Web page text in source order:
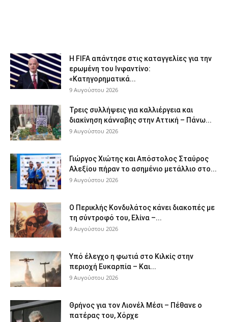
Η FIFA απάντησε στις καταγγελίες για την
ερωμένη του Ινφαντίνο:
«Κατηγορηματικά...
9 Αυγούστου 2026
Τρεις συλλήψεις για καλλιέργεια και
διακίνηση κάνναβης στην Αττική – Πάνω...
9 Αυγούστου 2026
Γιώργος Χιώτης και Απόστολος Σταύρος
Αλεξίου πήραν το ασημένιο μετάλλιο στο...
9 Αυγούστου 2026
Ο Περικλής Κονδυλάτος κάνει διακοπές με
τη σύντροφό του, Ελίνα –...
9 Αυγούστου 2026
Υπό έλεγχο η φωτιά στο Κιλκίς στην
περιοχή Ευκαρπία – Και...
9 Αυγούστου 2026
Θρήνος για τον Λιονέλ Μέσι – Πέθανε ο
πατέρας του, Χόρχε